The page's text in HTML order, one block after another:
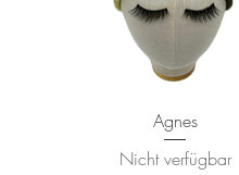
Schnellansicht
Agnes
Nicht verfügbar